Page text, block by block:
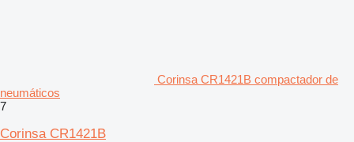
Corinsa CR1421B compactador de
neumáticos
7
Corinsa CR1421B